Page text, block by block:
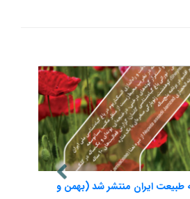
طبیعت ایران منتشر شد (بهمن و